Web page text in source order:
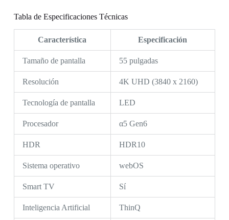
Tabla de Especificaciones Técnicas
Característica Especificación
Tamaño de pantalla 55 pulgadas
Resolución 4K UHD (3840 x 2160)
Tecnología de pantalla LED
Procesador α5 Gen6
HDR HDR10
Sistema operativo webOS
Smart TV Sí
Inteligencia Artificial ThinQ